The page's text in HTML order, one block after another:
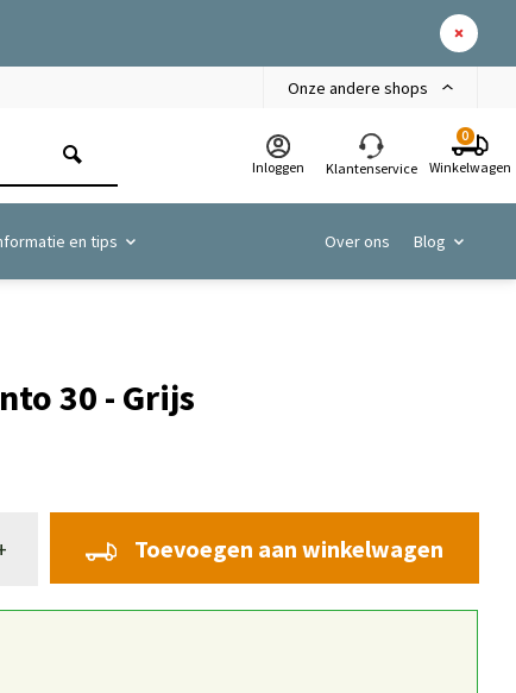
Onze andere shops
Inloggen Klantenservice
0
Winkelwagen
en tips Over ons Blog
30 - Grijs
Toevoegen aan winkelwagen